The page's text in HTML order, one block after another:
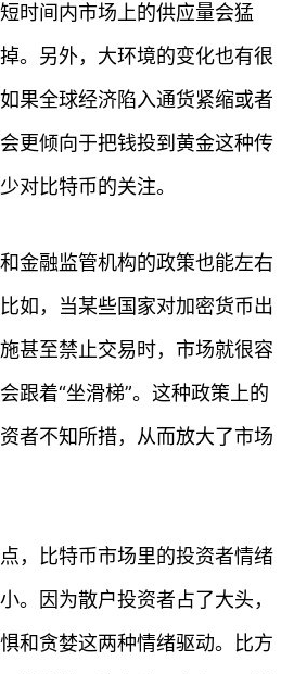
时间内市场上的供应量会猛
。另外，大环境的变化也有很
果全球经济陷入通货紧缩或者
更倾向于把钱投到黄金这种传
对比特币的关注。
金融监管机构的政策也能左右
如，当某些国家对加密货币出
甚至禁止交易时，市场就很容
跟着“坐滑梯”。这种政策上的
者不知所措，从而放大了市场
，比特币市场里的投资者情绪
。因为散户投资者占了大头，
和贪婪这两种情绪驱动。比方